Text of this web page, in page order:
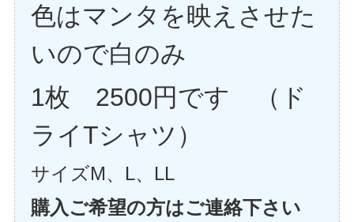
色はマンタを映えさせた
いので白のみ
1枚 2500円です （ド
ライTシャツ）
サイズM、L、LL
購入ご希望の方はご連絡下さい